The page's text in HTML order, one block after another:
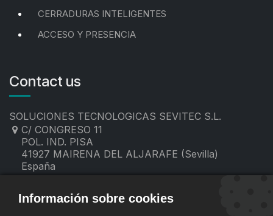
CERRADURAS INTELIGENTES
ACCESO Y PRESENCIA
Contact us
SOLUCIONES TECNOLOGICAS SEVITEC S.L.
C/ CONGRESO 11
POL. IND. PISA
41927 MAIRENA DEL ALJARAFE (Sevilla)
España
contacto@sevitec.es
Información sobre cookies